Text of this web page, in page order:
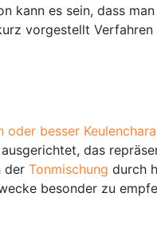
kann es sein, dass
vorgestellt
oder besser
das
der Tonmischung durch
besonder zu